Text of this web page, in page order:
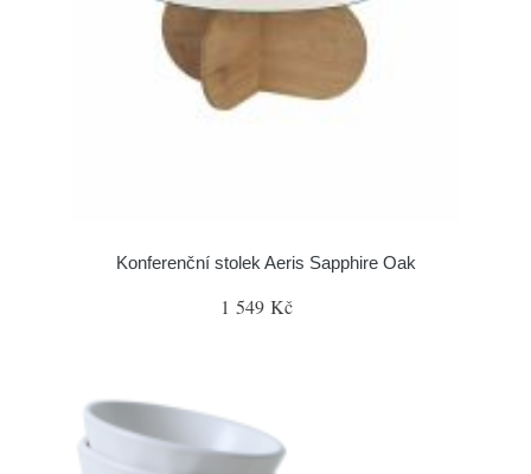
Konferenční stolek Aeris Sapphire Oak
1 549 Kč